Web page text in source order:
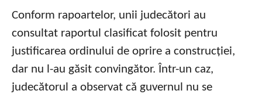
Conform rapoartelor, unii judecători au
consultat raportul clasificat folosit pentru
justificarea ordinului de oprire a construcției,
dar nu l-au găsit convingător. Într-un caz,
judecătorul a observat că guvernul nu se